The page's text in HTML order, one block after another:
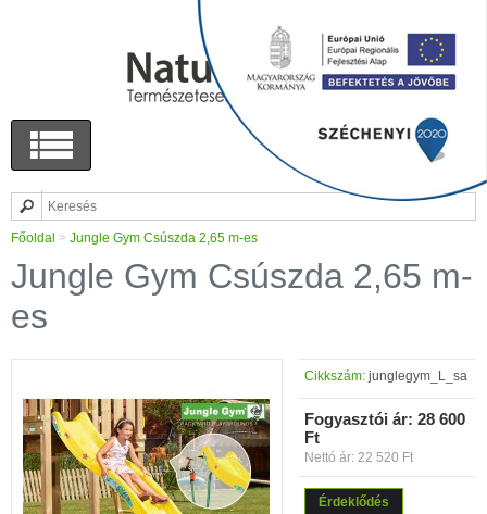
Főoldal > Jungle Gym Csúszda 2,65 m-es
Jungle Gym Csúszda 2,65 m-
es
Cikkszám: junglegym_L_sa
Fogyasztói ár: 28 600
Ft
Nettó ár: 22 520 Ft
Érdeklődés